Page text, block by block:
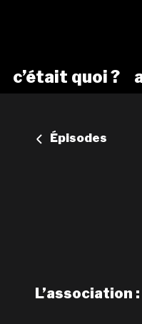
c’était quoi ?
Épisodes
L’association